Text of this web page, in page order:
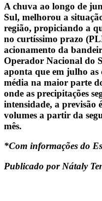
A chuva ao longo de
Sul, melhorou a
região, propiciando a
no curtíssimo prazo
acionamento da
Operador Nacional do
aponta que em julho as
média na maior parte
onde as precipitações
intensidade, a previsão
volumes a partir da
mês.
*Com informações do
Publicado por Nátaly